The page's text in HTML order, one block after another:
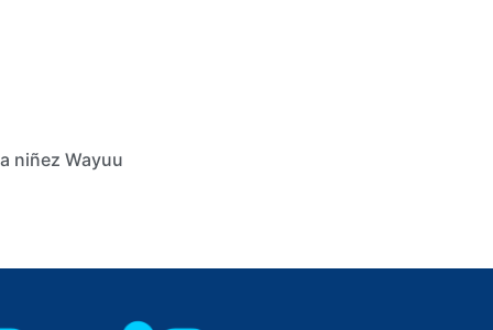
niñez Wayuu